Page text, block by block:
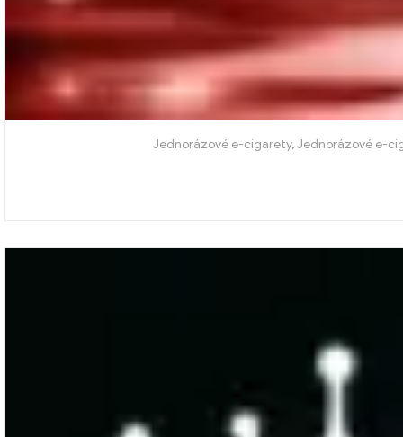
Jednorázové e-cigarety,Jednorázové e-